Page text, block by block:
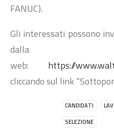
FANUC).
Gli interessati possono
dalla
web: https://
cliccando sul link
CANDIDATI
SELEZIONE